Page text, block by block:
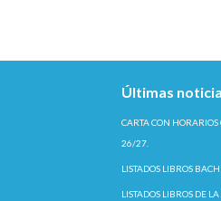
Últimas
CARTA CON
26/27.
LISTADOS LIBROS
LISTADOS LIBROS DE